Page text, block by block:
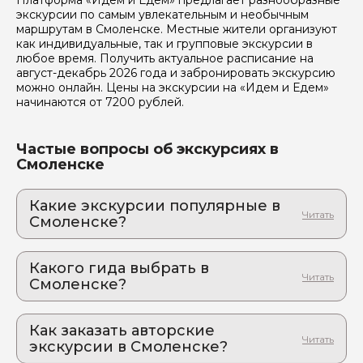
экскурсии по самым увлекательным и необычным
маршрутам в Смоленске. Местные жители организуют
как индивидуальные, так и групповые экскурсии в
любое время. Получить актуальное расписание на
август-декабрь 2026 года и забронировать экскурсию
можно онлайн. Цены на экскурсии на «Идем и Едем»
начинаются от 7200 рублей.
Частые вопросы об экскурсиях в
Смоленске
Какие экскурсии популярные в
Смоленске?
Волшебный край Смоленска ждёт вас!
2. Бункер Гитлера и Абверкоманда 103:
военные тайны Красного Бора
Авторская экскурсия по секретным объектам
немецкого командования
Какого гида выбрать в
Смоленске?
2. Юлия.Л 465
Как заказать авторские
экскурсии в Смоленске?
Отправить